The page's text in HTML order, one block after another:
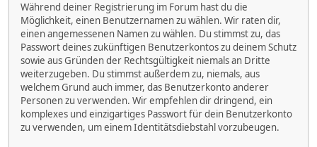
Während deiner Registrierung im Forum hast du die
Möglichkeit, einen Benutzernamen zu wählen. Wir raten dir,
einen angemessenen Namen zu wählen. Du stimmst zu, das
Passwort deines zukünftigen Benutzerkontos zu deinem Schutz
sowie aus Gründen der Rechtsgültigkeit niemals an Dritte
weiterzugeben. Du stimmst außerdem zu, niemals, aus
welchem Grund auch immer, das Benutzerkonto anderer
Personen zu verwenden. Wir empfehlen dir dringend, ein
komplexes und einzigartiges Passwort für dein Benutzerkonto
zu verwenden, um einem Identitätsdiebstahl vorzubeugen.